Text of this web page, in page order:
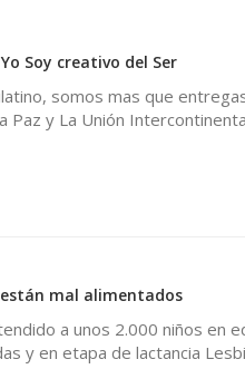
Soy creativo del Ser
somos mas que
Paz y La Unión
están mal alimentados
a unos 2.000 niños en
y en etapa de lactancia